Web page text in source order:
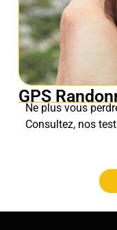
GPS
Ne plus vous
Consultez, nos